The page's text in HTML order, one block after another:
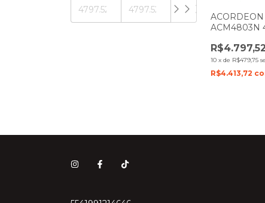
ACM4803N
R$4.797,52
10 xde R$479,75
R$4.413,72